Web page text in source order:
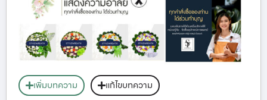
เพิ่มบทความ แก้ไขบทความ